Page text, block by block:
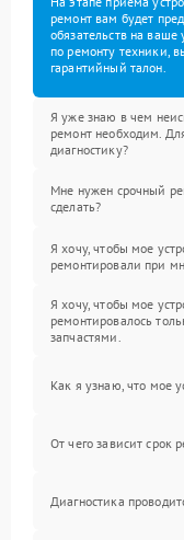
ремонт вам будет
обязательств на ваше
по ремонту техники,
гарантийный талон.
Я уже знаю в чем
ремонт необходим.
диагностику?
Мне нужен срочный
сделать?
Я хочу, чтобы мое
ремонтировали при
Я хочу, чтобы мое
ремонтировалось
запчастями.
Как я узнаю, что мое
От чего зависит срок
Диагностика